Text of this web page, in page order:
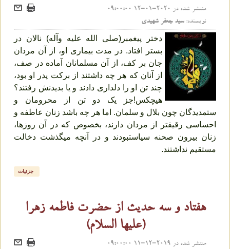
منتشر شده در 2020-01-12 09:00:00
نویسنده:سید جعفر شهیدی
دختر پیغمبر(صلی الله علیه وآله) نالان در
بستر افتاد. در مدت بیماری او، از آن مردان
جان بر کف، از آن مسلمانان آماده در صف،
از آنان که هر چه داشتند از برکت پدر او بود،
چند تن او را دلداری دادند و یا بدیدنش رفتند؟
هیچکس!جز یک دو تن از محرومان و
ستمدیدگان چون بلال و سلمان. اما هر چه باشد زنان عاطفه و
احساسی رقیق‏تر از مردان دارند، بخصوص که در آن روزها،
زنان بیرون صحنه سیاست‏بودند و در آنچه می‏گذشت دخالت
مستقیم نداشتند.
جزئیات
هفتاد و سه حدیث از حضرت فاطمه زهرا
(علیها السلام)
منتشر شده در 2019-12-11 09:00:00